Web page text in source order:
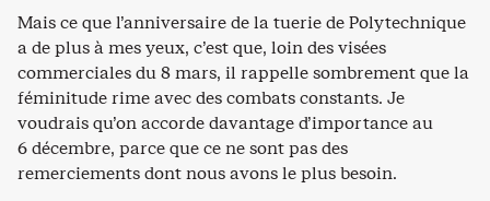
Mais ce que l’anniversaire de la tuerie de Polytechnique
a de plus à mes yeux, c’est que, loin des visées
commerciales du 8 mars, il rappelle sombrement que la
féminitude rime avec des combats constants. Je
voudrais qu’on accorde davantage d’importance au
6 décembre, parce que ce ne sont pas des
remerciements dont nous avons le plus besoin.